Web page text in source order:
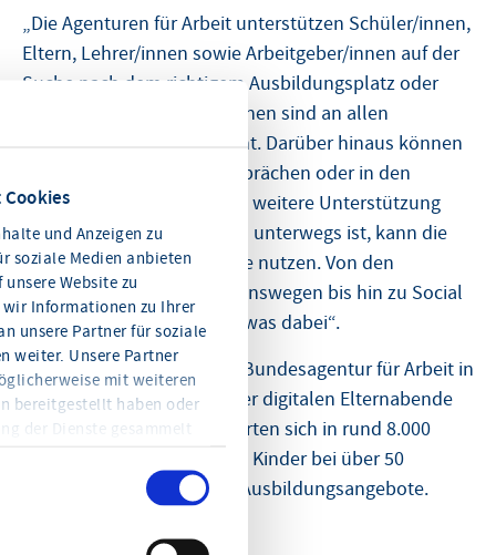
und Anzeigen zu
soziale Medien anbieten
Website zu
Informationen zu Ihrer
unsere Partner für soziale
weiter. Unsere Partner
mit weiteren
bereitgestellt haben oder
der Dienste gesammelt
Informationen und die
„Die Agenturen für Arbeit unterstützen Schüler/innen,
Eltern, Lehrer/innen sowie Arbeitgeber/innen auf der
Suche nach dem richtigem Ausbildungsplatz oder
Azubi. Die Berufsberater/innen sind an allen
hessischen Schulen präsent. Darüber hinaus können
Schüler/innen in Einzelgesprächen oder in den
Berufsinformationszentren weitere Unterstützung
erhalten. Wer lieber virtuell unterwegs ist, kann die
vielfältigen Onlineangebote nutzen. Von den
klassischen Kommunikationswegen bis hin zu Social
Media haben wir für alle etwas dabei“.
Zum ersten Mal führte die Bundesagentur für Arbeit in
diesem Jahr eine Woche der digitalen Elternabende
durch. Im Februar informierten sich in rund 8.000
Haushalten Eltern und ihre Kinder bei über 50
Unternehmen über deren Ausbildungsangebote.